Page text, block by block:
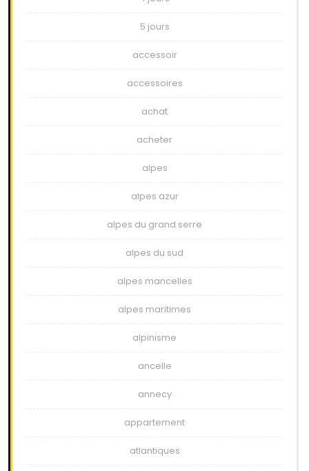
5 jours
accessoir
accessoires
achat
acheter
alpes
alpes azur
alpes du grand serre
alpes du sud
alpes mancelles
alpes maritimes
alpinisme
ancelle
annecy
appartement
atlantiques